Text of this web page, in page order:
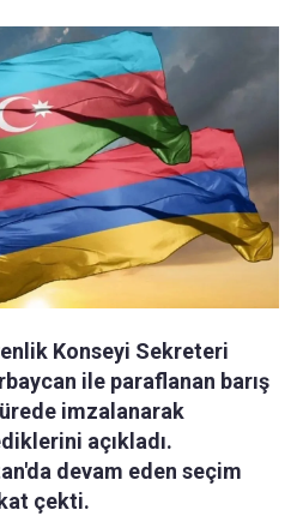
Konseyi Sekreteri
ile paraflanan barış
imzalanarak
açıkladı.
devam eden seçim
çekti.